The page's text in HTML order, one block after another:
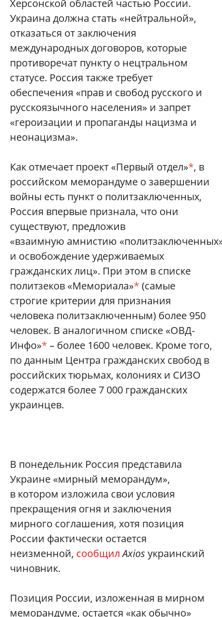
Херсонской областей частью России.
Украина должна стать «нейтральной»,
отказаться от заключения
международных договоров, которые
противоречат пункту о нецтральном
статусе. Россия также требует
обеспечения «прав и свобод русского и
русскоязычного населения» и запрет
«героизации и пропаганды нацизма и
неонацизма».
Как отмечает проект «Первый отдел»*, в
российском меморандуме о завершении
войны есть пункт о политзаключенных,
Россия впервые признала, что они
существуют, предложив
«взаимную амнистию
и освобождение удерживаемых
гражданских лиц». При этом в списке
политзеков «Мемориала»* (самые
строгие критерии для признания
человека политзаключенным) более 950
человек. В аналогичном списке «ОВД-
Инфо»* – более 1600 человек. Кроме того,
по данным Центра гражданских свобод в
российских тюрьмах, колониях и СИЗО
содержатся более 7 000 гражданских
украинцев.
В понедельник Россия представила
Украине «мирный меморандум»,
в котором изложила свои условия
прекращения огня и заключения
мирного соглашения, хотя позиция
России фактически остается
неизменной, сообщил Axios украинский
чиновник.
Позиция России, изложенная в мирном
меморандуме, остается «как обычно»